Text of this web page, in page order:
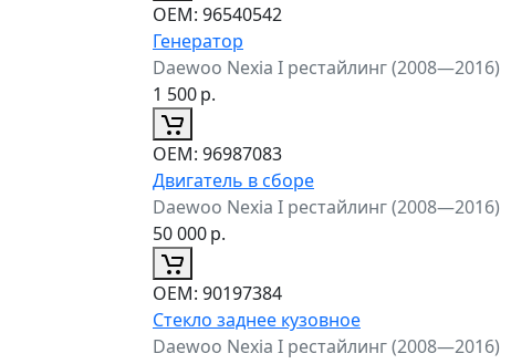
ОЕМ: 96540542
Генератор
Daewoo Nexia I рестайлинг (2008—2016)
1 500р.
ОЕМ: 96987083
Двигатель в сборе
Daewoo Nexia I рестайлинг (2008—2016)
50 000р.
ОЕМ: 90197384
Стекло заднее кузовное
Daewoo Nexia I рестайлинг (2008—2016)